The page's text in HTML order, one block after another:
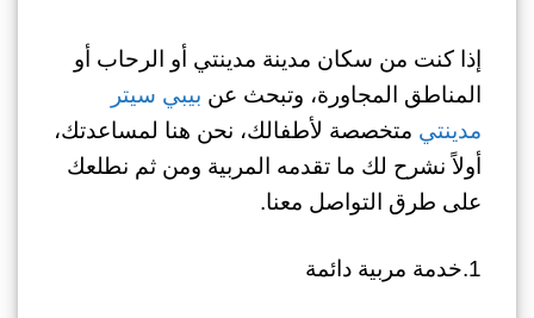
إذا كنت من سكان مدينة مدينتي أو الرحاب أو
المناطق المجاورة، وتبحث عن بيبي سيتر
مدينتي متخصصة لأطفالك، نحن هنا لمساعدتك،
أولاً نشرح لك ما تقدمه المربية ومن ثم نطلعك
على طرق التواصل معنا.
1.خدمة مربية دائمة